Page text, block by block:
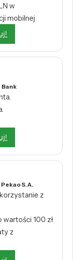
w
mobilnej
S.A.
z
wartości 100 zł
z